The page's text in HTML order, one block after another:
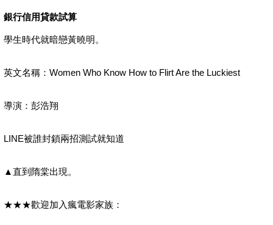
銀行信用貸款試算
學生時代就暗戀黃曉明。
英文名稱：Women Who Know How to Flirt Are the Luckiest
導演：彭浩翔
LINE被誰封鎖兩招測試就知道
▲直到隋棠出現。
★★★歡迎加入瘋電影家族：